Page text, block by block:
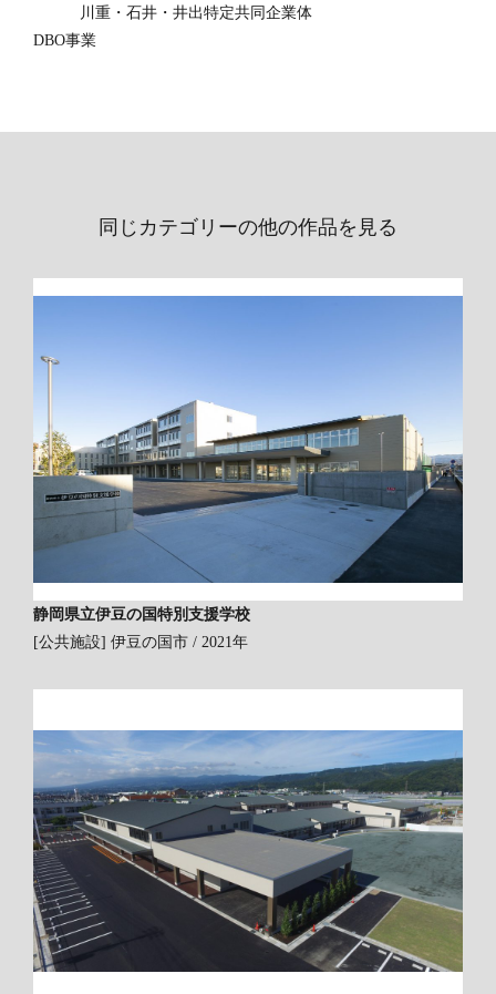
川重・石井・井出特定共同企業体
DBO事業
同じカテゴリーの他の作品を見る
静岡県立伊豆の国特別支援学校
[公共施設] 伊豆の国市 / 2021年